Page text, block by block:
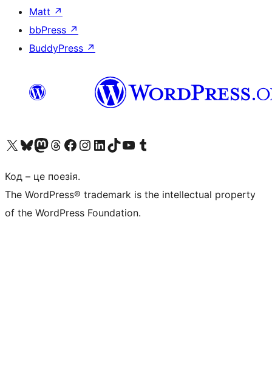
Matt ↗
bbPress ↗
BuddyPress ↗
Visit our X (formerly Twitter) account
Visit our Bluesky account
Завітайте до нашої стрічки в Mastodon
Visit our Threads account
Завітайте на нашу сторінку в Facebook
Visit our Instagram account
Visit our LinkedIn account
Visit our TikTok account
Visit our YouTube channel
Visit our Tumblr account
Код – це поезія.
The WordPress® trademark is the intellectual property
of the WordPress Foundation.